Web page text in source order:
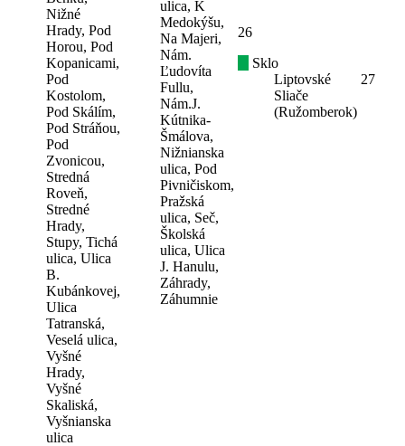
Nižné
Hrady, Pod
Horou, Pod
Kopanicami,
Pod
Kostolom,
Pod Skálím,
Pod Stráňou,
Pod
Zvonicou,
Stredná
Roveň,
Stredné
Hrady,
Stupy, Tichá
ulica, Ulica
B.
Kubánkovej,
Ulica
Tatranská,
Veselá ulica,
Vyšné
Hrady,
Vyšné
Skaliská,
Vyšnianska
ulica
ulica, K
Medokýšu,
Na Majeri,
Nám.
Ľudovíta
Fullu,
Nám.J.
Kútnika-
Šmálova,
Nižnianska
ulica, Pod
Pivničiskom,
Pražská
ulica, Seč,
Školská
ulica, Ulica
J. Hanulu,
Záhrady,
Záhumnie
26
Sklo
Liptovské
Sliače
(Ružomberok)
27